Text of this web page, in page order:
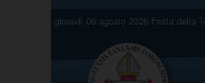
giovedì 06 agosto 2026 Festa della